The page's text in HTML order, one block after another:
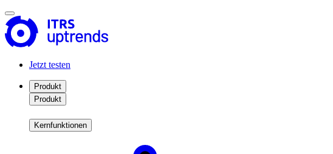
Jetzt testen
Produkt
Produkt
Kernfunktionen